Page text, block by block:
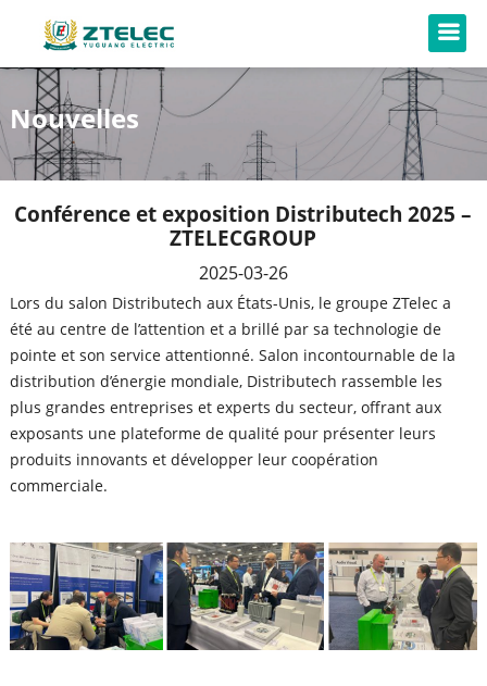
Nouvelles
Conférence et exposition Distributech 2025 –
ZTELECGROUP
2025-03-26
Lors du salon Distributech aux États-Unis, le groupe ZTelec a
été au centre de l’attention et a brillé par sa technologie de
pointe et son service attentionné. Salon incontournable de la
distribution d’énergie mondiale, Distributech rassemble les
plus grandes entreprises et experts du secteur, offrant aux
exposants une plateforme de qualité pour présenter leurs
produits innovants et développer leur coopération
commerciale.